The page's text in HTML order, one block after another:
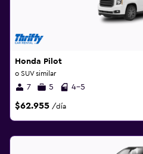
Honda Pilot
o SUV similar
7 5 4-5
$62.955 /día